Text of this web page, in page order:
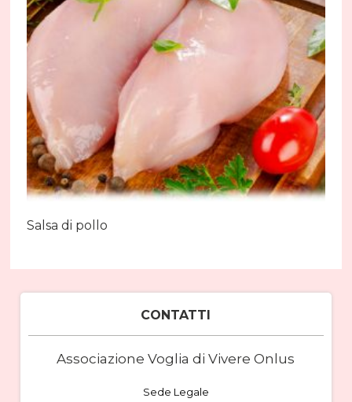
Salsa di pollo
CONTATTI
Associazione Voglia di Vivere Onlus
Sede Legale